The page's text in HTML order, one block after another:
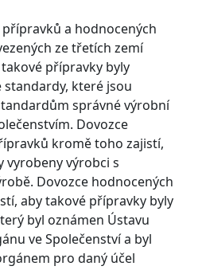
a hodnocených
ze třetích zemí
přípravky byly
standardy, které jsou
správné výrobní
Dovozce
kromě toho zajistí,
vyrobeny výrobci s
Dovozce hodnocených
aby takové přípravky byly
byl oznámen Ústavu
ve Společenství a byl
pro daný účel